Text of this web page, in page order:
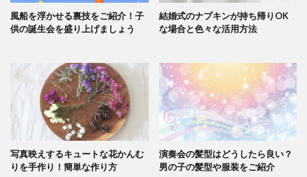
風船を浮かせる裏技をご紹介！子
供の誕生会を盛り上げましょう
結婚式のナプキンが持ち帰りOK
な場合と色々な活用方法
写真映えするキュートな花かんむ
りを手作り！簡単な作り方
演奏会の髪型はどうしたら良い？
男の子の髪型や服装をご紹介